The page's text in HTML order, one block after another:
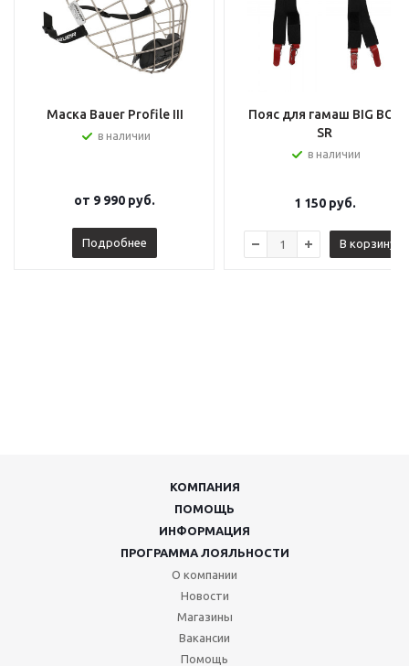
Маска Bauer Profile III
в наличии
от 9 990 руб.
Подробнее
Пояс для гамаш BIG BOY
SR
в наличии
1 150руб.
В корзину
КОМПАНИЯ
ПОМОЩЬ
ИНФОРМАЦИЯ
ПРОГРАММА ЛОЯЛЬНОСТИ
О компании
Новости
Магазины
Вакансии
Помощь